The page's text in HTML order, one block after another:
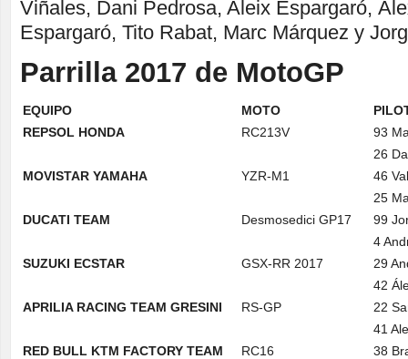
Viñales, Dani Pedrosa, Aleix Espargaró,
Espargaró, Tito Rabat, Marc Márquez y
Parrilla 2017 de MotoGP
EQUIPO MOTO
REPSOL HONDA
RC213V
93
26
MOVISTAR YAMAHA
YZR-M1
46
25
DUCATI TEAM
Desmosedici GP17
99
4
SUZUKI ECSTAR
GSX-RR 2017
29
42
APRILIA RACING TEAM GRESINI
RS-GP
22
41
RED BULL KTM FACTORY TEAM
RC16
38